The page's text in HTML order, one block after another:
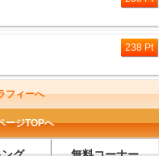
238 Pt
フィーへ
ージTOPへ